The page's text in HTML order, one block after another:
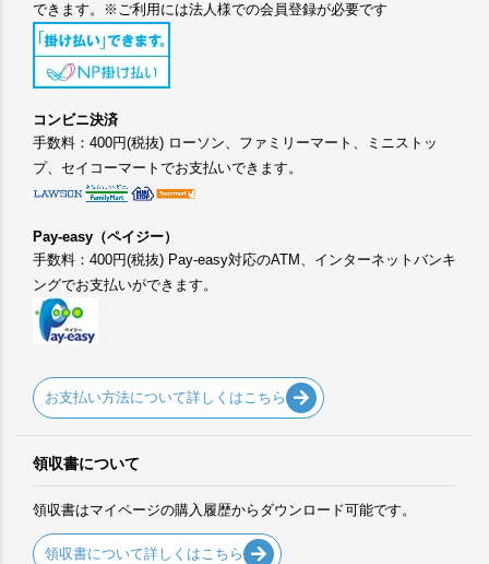
できます。※ご利用には法人様での会員登録が必要です
コンビニ決済
手数料：400円(税抜) ローソン、ファミリーマート、ミニストッ
プ、セイコーマートでお支払いできます。
Pay-easy（ペイジー）
手数料：400円(税抜) Pay-easy対応のATM、インターネットバンキ
ングでお支払いができます。
お支払い方法について詳しくはこちら
領収書について
領収書はマイページの購入履歴からダウンロード可能です。
領収書について詳しくはこちら